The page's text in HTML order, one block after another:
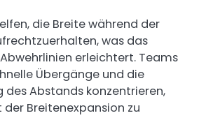
die Breite während der
was das
erleichtert. Teams
Übergänge und die
Abstands konzentrieren,
Breitenexpansion zu